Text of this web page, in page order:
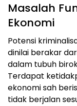
Masalah
Ekonomi
Potensi
dinilai berakar
dalam tubuh
Terdapat
ekonomi sah
tidak berjalan